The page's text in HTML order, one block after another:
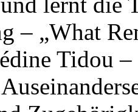
– „What
Tidou